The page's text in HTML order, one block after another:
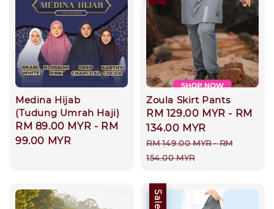
Medina Hijab
(Tudung Umrah Haji)
Regular
price
RM 89.00 MYR - RM
99.00 MYR
Zoula Skirt Pants
Sale
price
RM 129.00 MYR - RM
134.00 MYR
Regular
price
RM 149.00 MYR-RM
154.00 MYR
Sale